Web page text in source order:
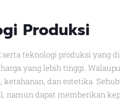
Produksi
teknologi produksi
yang lebih tinggi.
dan estetika.
namun dapat memberikan